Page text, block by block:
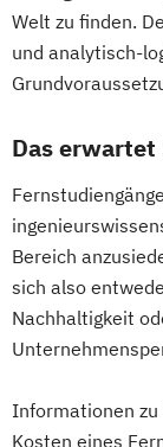
(M. Sc.)
Leit- und
Recht
Steuer-
Welt zu finden.
und analytisch-
Das
Bereich
sich also
Nachhaltigkeit
Informationen
Kosten eines